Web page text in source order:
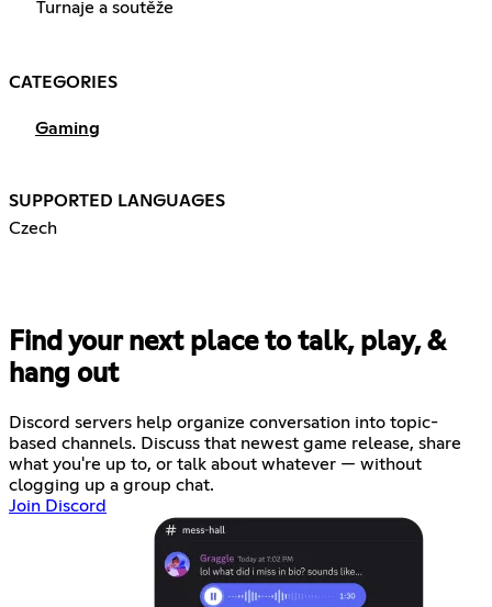
Turnaje a soutěže
CATEGORIES
Gaming
SUPPORTED LANGUAGES
Czech
Find your next place to talk, play, &
hang out
Discord servers help organize conversation into topic-
based channels. Discuss that newest game release, share
what you're up to, or talk about whatever — without
clogging up a group chat.
Join Discord